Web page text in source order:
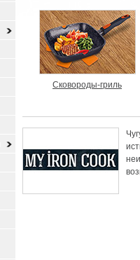
Сковороды-гриль